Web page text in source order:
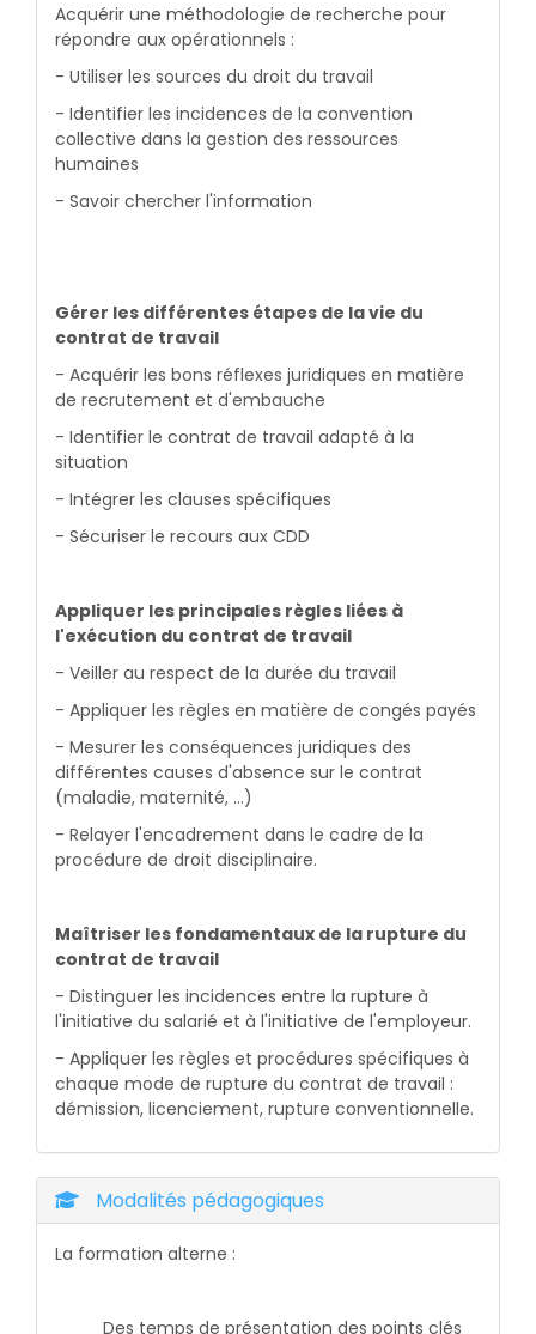
Acquérir une méthodologie de recherche pour
répondre aux opérationnels :
- Utiliser les sources du droit du travail
- Identifier les incidences de la convention
collective dans la gestion des ressources
humaines
- Savoir chercher l'information
Gérer les différentes étapes de la vie du
contrat de travail
- Acquérir les bons réflexes juridiques en matière
de recrutement et d'embauche
- Identifier le contrat de travail adapté à la
situation
- Intégrer les clauses spécifiques
- Sécuriser le recours aux CDD
Appliquer les principales règles liées à
l'exécution du contrat de travail
- Veiller au respect de la durée du travail
- Appliquer les règles en matière de congés payés
- Mesurer les conséquences juridiques des
différentes causes d'absence sur le contrat
(maladie, maternité, …)
- Relayer l'encadrement dans le cadre de la
procédure de droit disciplinaire.
Maîtriser les fondamentaux de la rupture du
contrat de travail
- Distinguer les incidences entre la rupture à
l'initiative du salarié et à l'initiative de l'employeur.
- Appliquer les règles et procédures spécifiques à
chaque mode de rupture du contrat de travail :
démission, licenciement, rupture conventionnelle.
Modalités pédagogiques
La formation alterne :
Des temps de présentation des points clés